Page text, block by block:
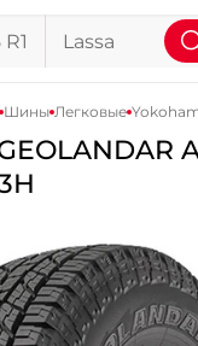
+38 (067)
+38 (095)
Шины Легковые